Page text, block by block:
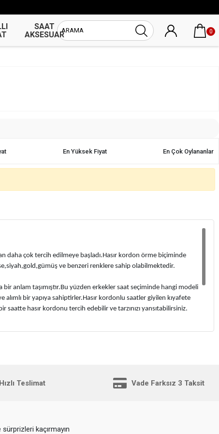
SAAT
AKSESUAR
UNİSEX
0
En Yüksek Fiyat En Çok Oylananlar
daha çok tercih edilmeye başladı.Hasır kordon örme biçiminde
ve benzeri renklere sahip olabilmektedir.
anlam taşımıştır.Bu yüzden erkekler saat seçiminde hangi modeli
alımlı bir yapıya sahiptirler.Hasır kordonlu saatler giyilen kıyafete
saatte hasır kordonu tercih edebilir ve tarzınızı yansıtabilirsiniz.
daha uzun ömürlü olmasını sağlamanız için hasır
Hızlı Teslimat Vade Farksız 3 Taksit
kaçırmayın